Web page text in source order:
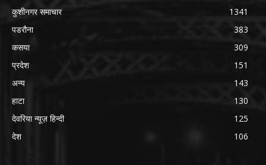
कुशीनगर समाचार
1341
पडरौना
383
कसया
309
प्रदेश
151
अन्य
143
हाटा
130
देवरिया न्यूज़ हिन्दी
125
देश
106